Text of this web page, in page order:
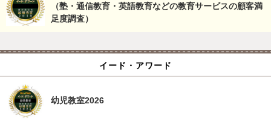
（塾・通信教育・英語教育などの教育サービスの顧客満
足度調査）
イード・アワード
幼児教室2026